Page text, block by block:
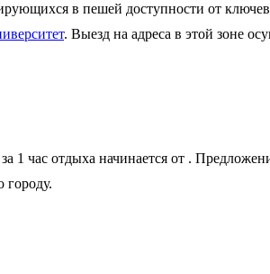
в пешей доступности от
. Выезд на адреса в этой зоне
1 час отдыха начинается от .
городу.